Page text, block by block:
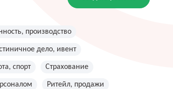
производство
дело, ивент
спорт Страхование
Ритейл, продажи